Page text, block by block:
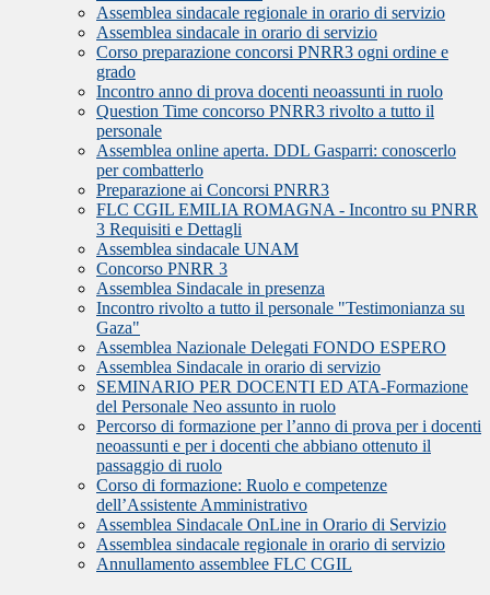
Assemblea sindacale regionale in orario di servizio
Assemblea sindacale in orario di servizio
Corso preparazione concorsi PNRR3 ogni ordine e
grado
Incontro anno di prova docenti neoassunti in ruolo
Question Time concorso PNRR3 rivolto a tutto il
personale
Assemblea online aperta. DDL Gasparri: conoscerlo
per combatterlo
Preparazione ai Concorsi PNRR3
FLC CGIL EMILIA ROMAGNA - Incontro su PNRR
3 Requisiti e Dettagli
Assemblea sindacale UNAM
Concorso PNRR 3
Assemblea Sindacale in presenza
Incontro rivolto a tutto il personale "Testimonianza su
Gaza"
Assemblea Nazionale Delegati FONDO ESPERO
Assemblea Sindacale in orario di servizio
SEMINARIO PER DOCENTI ED ATA-Formazione
del Personale Neo assunto in ruolo
Percorso di formazione per l’anno di prova per i docenti
neoassunti e per i docenti che abbiano ottenuto il
passaggio di ruolo
Corso di formazione: Ruolo e competenze
dell’Assistente Amministrativo
Assemblea Sindacale OnLine in Orario di Servizio
Assemblea sindacale regionale in orario di servizio
Annullamento assemblee FLC CGIL